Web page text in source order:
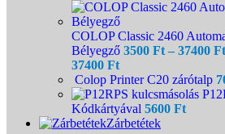
COLOP Classic 2460
Bélyegző 3500 Ft – 37400 Ft
37400 Ft
Colop Printer C20 zárótalp
Kódkártyával 5600 Ft
Zárbetétek